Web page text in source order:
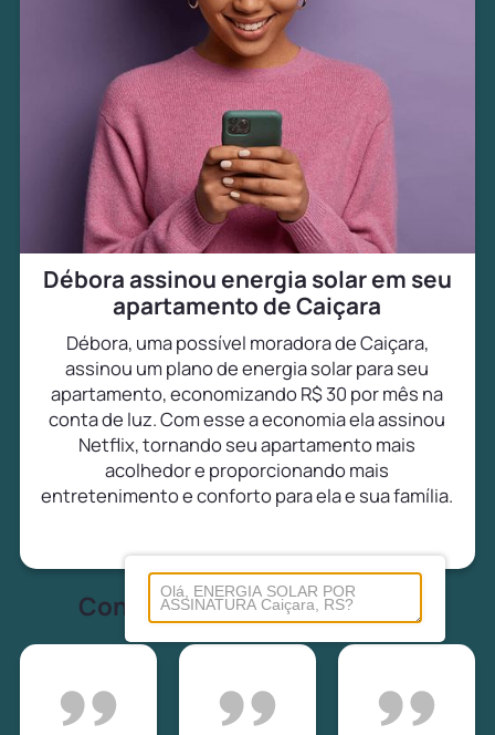
Débora assinou energia solar em seu
apartamento de Caiçara
Débora, uma possível moradora de Caiçara,
assinou um plano de energia solar para seu
apartamento, economizando R$ 30 por mês na
conta de luz. Com esse a economia ela assinou
Netflix, tornando seu apartamento mais
acolhedor e proporcionando mais
entretenimento e conforto para ela e sua família.
Conheça tudo sobre energia